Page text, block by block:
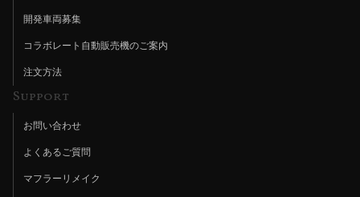
開発車両募集
コラボレート自動販売機のご案内
注文方法
Support
お問い合わせ
よくあるご質問
マフラーリメイク